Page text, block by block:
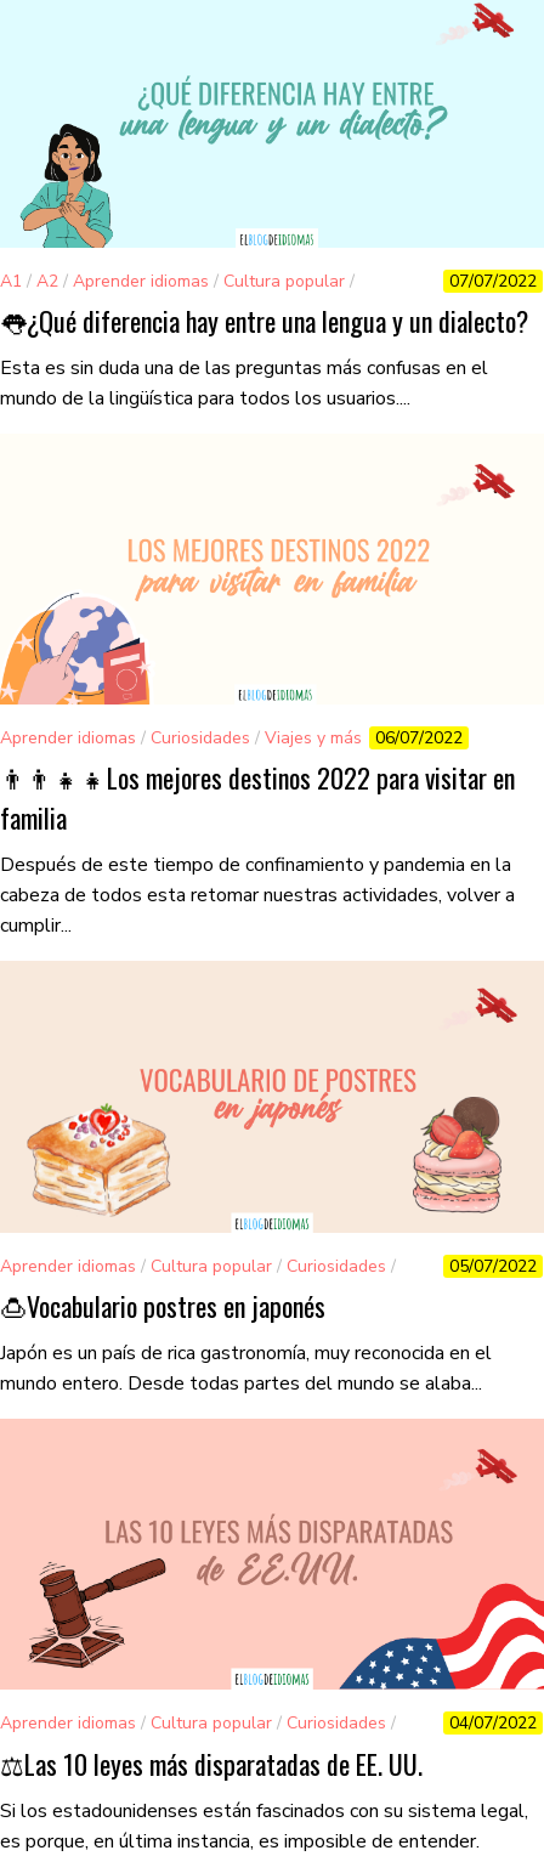
A1 / A2 / Aprender idiomas / Cultura popular /
Curiosidades
07/07/2022
👅​¿Qué diferencia hay entre una lengua y un dialecto?
Esta es sin duda una de las preguntas más confusas en el
mundo de la lingüística para todos los usuarios....
Aprender idiomas / Curiosidades / Viajes y más 06/07/2022
👨‍👨‍👧‍👧​Los mejores destinos 2022 para visitar en
familia
Después de este tiempo de confinamiento y pandemia en la
cabeza de todos esta retomar nuestras actividades, volver a
cumplir...
Aprender idiomas / Cultura popular / Curiosidades /
Gastronomía
05/07/2022
🍮​Vocabulario postres en japonés
Japón es un país de rica gastronomía, muy reconocida en el
mundo entero. Desde todas partes del mundo se alaba...
Aprender idiomas / Cultura popular / Curiosidades /
Viajes y más
04/07/2022
⚖️​Las 10 leyes más disparatadas de EE. UU.
Si los estadounidenses están fascinados con su sistema legal,
es porque, en última instancia, es imposible de entender.